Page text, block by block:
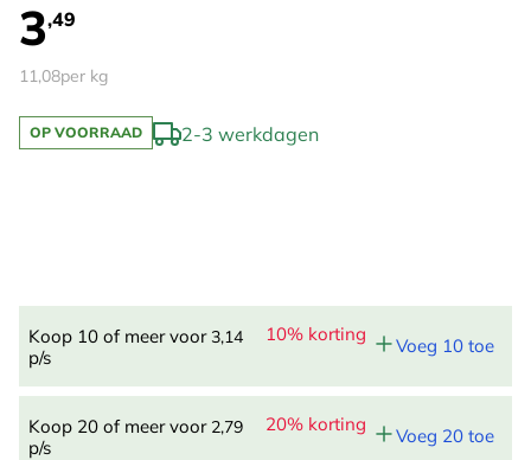
3,49
11,08per kg
OP VOORRAAD 2-3 werkdagen
Koop 10 of meer voor3,14
p/s
10% korting
Voeg 10 toe
Koop 20 of meer voor 2,79
p/s
20% korting
Voeg 20 toe